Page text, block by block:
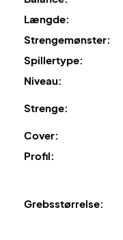
Længde:
Strengemønster:
Spillertype:
Niveau:
Strenge:
Cover:
Profil:
Grebsstørrelse: